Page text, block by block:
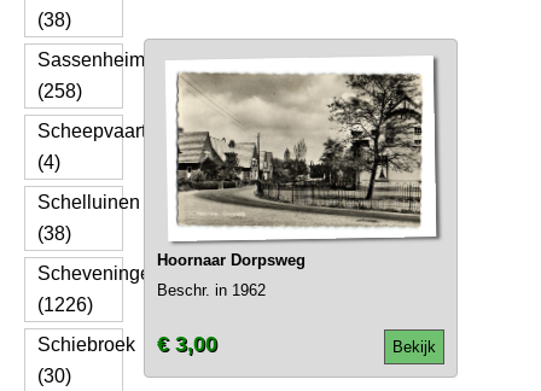
(38)
Sassenheim
(258)
Scheepvaart
(4)
Schelluinen
(38)
Scheveningen
(1226)
Schiebroek
(30)
Hoornaar Dorpsweg
Beschr. in 1962
Bekijk
€ 3,00